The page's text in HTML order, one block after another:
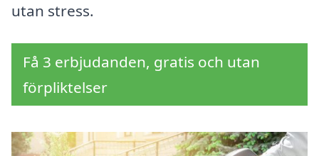
utan stress.
Få 3 erbjudanden, gratis och utan
förpliktelser